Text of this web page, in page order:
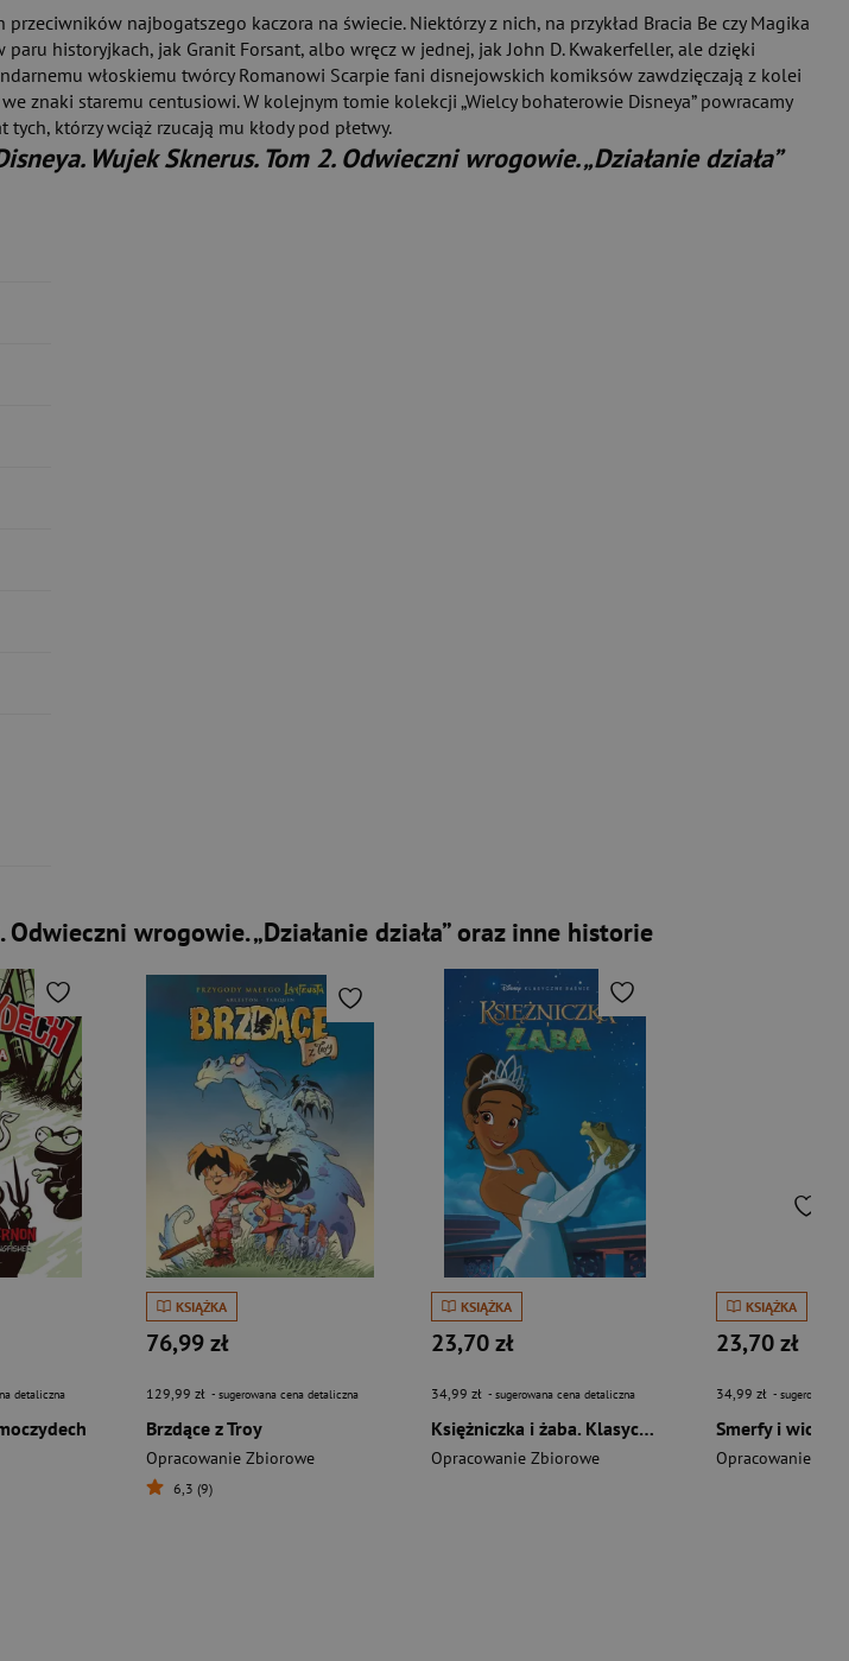
najbogatszego kaczora na świecie. Niektórzy z nich, na przykład Bracia Be czy Magika
historyjkach, jak Granit Forsant, albo wręcz w jednej, jak John D. Kwakerfeller, ale dzięki
włoskiemu twórcy Romanowi Scarpie fani disnejowskich komiksów zawdzięczają z kolei
znaki staremu centusiowi. W kolejnym tomie kolekcji „Wielcy bohaterowie Disneya” powracamy
którzy wciąż rzucają mu kłody pod płetwy.
Wujek Sknerus. Tom 2. Odwieczni wrogowie. „Działanie działa”
wrogowie. „Działanie działa” oraz inne historie
detaliczna
KSIĄŻKA
76,99 zł
129,99 zł - sugerowana cena detaliczna
Brzdące z Troy
Opracowanie Zbiorowe
6,3 (9)
KSIĄŻKA
23,70 zł
34,99 zł - sugerowana cena detaliczna
Księżniczka i żaba. Klasyczne baśnie Disneya
Opracowanie Zbiorowe
KSIĄŻKA
23,70 zł
34,99 zł - sugerowana
Opracowanie